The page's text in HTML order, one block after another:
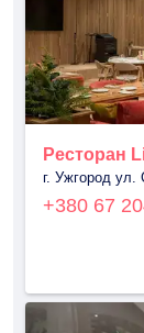
Ресторан
г. Ужгород ул.
+380 67